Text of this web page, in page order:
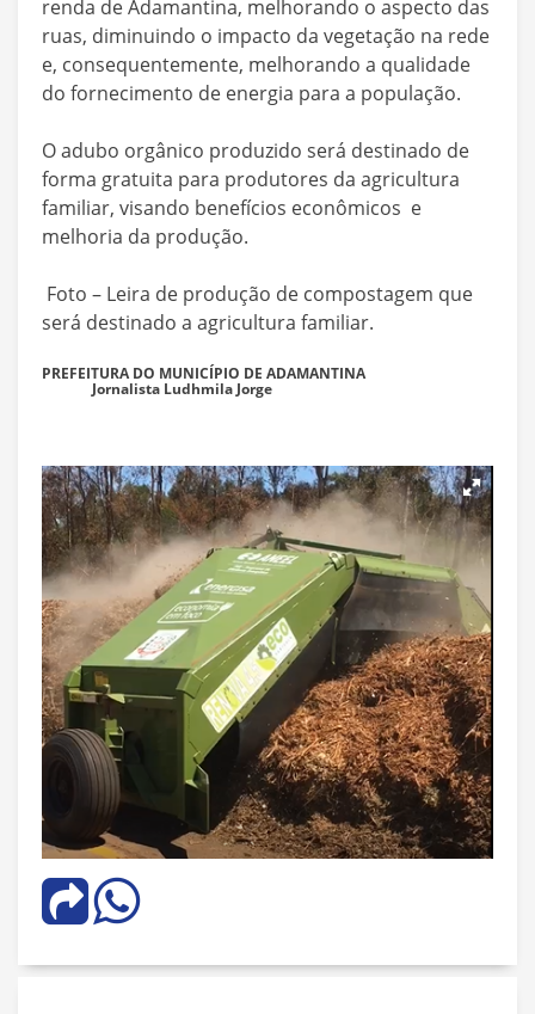
renda de Adamantina, melhorando o aspecto das
ruas, diminuindo o impacto da vegetação na rede
e, consequentemente, melhorando a qualidade
do fornecimento de energia para a população.
O adubo orgânico produzido será destinado de
forma gratuita para produtores da agricultura
familiar, visando benefícios econômicos e
melhoria da produção.
Foto – Leira de produção de compostagem que
será destinado a agricultura familiar.
PREFEITURA DO MUNICÍPIO DE ADAMANTINA
Jornalista Ludhmila Jorge